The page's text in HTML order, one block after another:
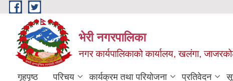
Skip to main content
भेरी नगरपालिका
नगर कार्यपालिकाको कार्यालय, खलंगा,
गृहपृष्ठ परिचय कार्यक्रम तथा परियोजना प्रतिवेदन